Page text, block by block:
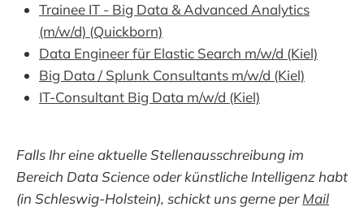
Trainee IT - Big Data & Advanced Analytics
(m/w/d) (Quickborn)
Data Engineer für Elastic Search m/w/d (Kiel)
Big Data / Splunk Consultants m/w/d (Kiel)
IT-Consultant Big Data m/w/d (Kiel)
Falls Ihr eine aktuelle Stellenausschreibung im
Bereich Data Science oder künstliche Intelligenz habt
(in Schleswig-Holstein), schickt uns gerne perMail